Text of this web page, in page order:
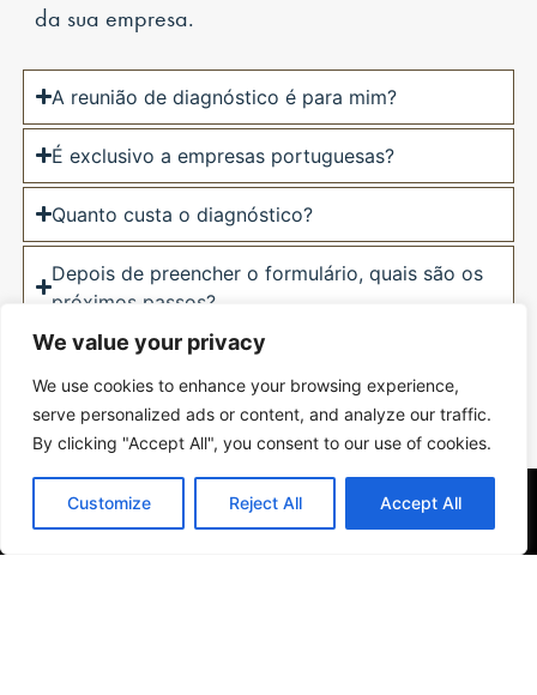
We value your privacy
We use cookies to enhance your browsing experience,
serve personalized ads or content, and analyze our traffic.
By clicking "Accept All", you consent to our use of cookies.
Customize Reject All Accept All
da sua empresa.
A reunião de diagnóstico é para mim?
É exclusivo a empresas portuguesas?
Quanto custa o diagnóstico?
Depois de preencher o formulário, quais são os
próximos passos?
Se não puder comparecer, posso reagendar?
Ainda tem dúvidas?